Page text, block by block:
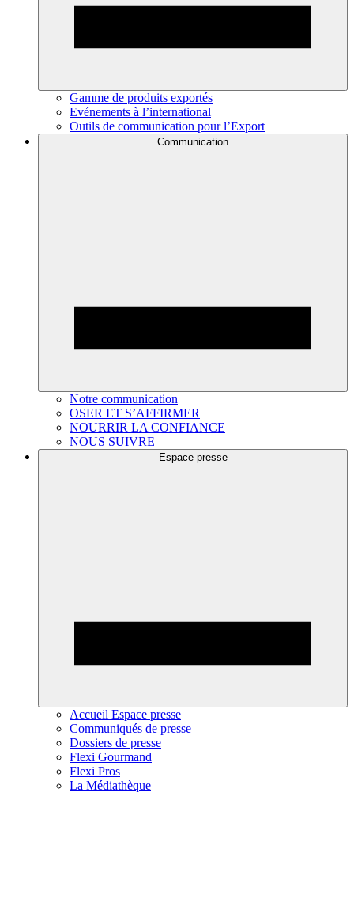
Gamme de produits exportés
Evénements à l’international
Outils de communication pour l’Export
Communication
Notre communication
OSER ET S’AFFIRMER
NOURRIR LA CONFIANCE
NOUS SUIVRE
Espace presse
Accueil Espace presse
Communiqués de presse
Dossiers de presse
Flexi Gourmand
Flexi Pros
La Médiathèque